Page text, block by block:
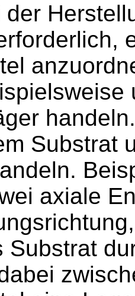
der
Substrat
axiale
Substrat